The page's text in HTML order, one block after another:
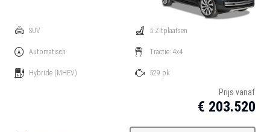
SUV
Automatisch
Hybride (MHEV)
5 Zitplaatsen
Tractie: 4x4
529 pk
Prijs vanaf
€ 203.520